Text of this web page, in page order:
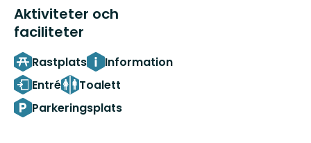
Aktiviteter och
faciliteter
Rastplats
Information
Entré
Toalett
Parkeringsplats